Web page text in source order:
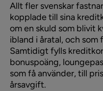
Allt fler svenskar
kopplade till sina
om en skuld som blivit
ibland i åratal, och
Samtidigt fylls
bonuspoäng,
som få använder, till
årsavgift.